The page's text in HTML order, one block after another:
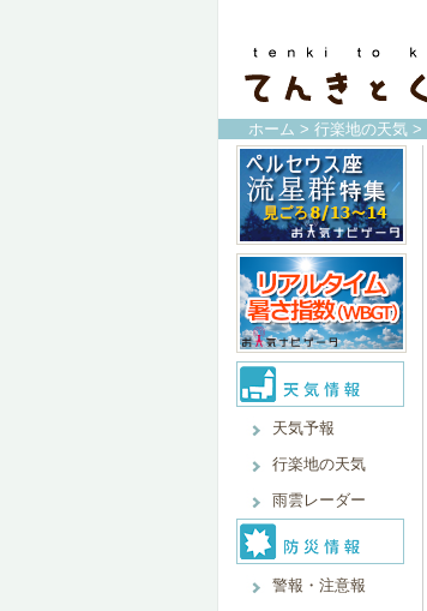
ホーム > 行楽地の天気 >
天気予報
行楽地の天気
雨雲レーダー
警報・注意報